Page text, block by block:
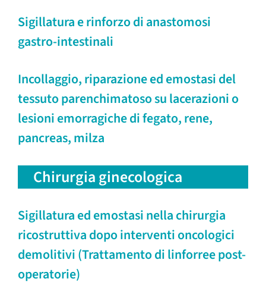
Sigillatura e rinforzo di anastomosi
gastro-intestinali
Incollaggio, riparazione ed emostasi del
tessuto parenchimatoso su lacerazioni o
lesioni emorragiche di fegato, rene,
pancreas, milza
Chirurgia ginecologica
Sigillatura ed emostasi nella chirurgia
ricostruttiva dopo interventi oncologici
demolitivi (Trattamento di linforree post-
operatorie)